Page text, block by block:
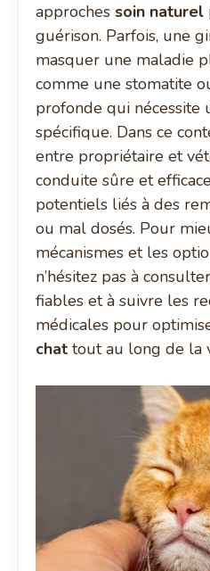
approchessoin naturel
guérison. Parfois, une
masquer une maladie
comme une stomatite
profonde qui nécessite
spécifique. Dans ce
entre propriétaire et
conduite sûre et
potentiels liés à des
ou mal dosés. Pour
mécanismes et les
n’hésitez pas à
fiables et à suivre les
médicales pour
chat tout au long de la